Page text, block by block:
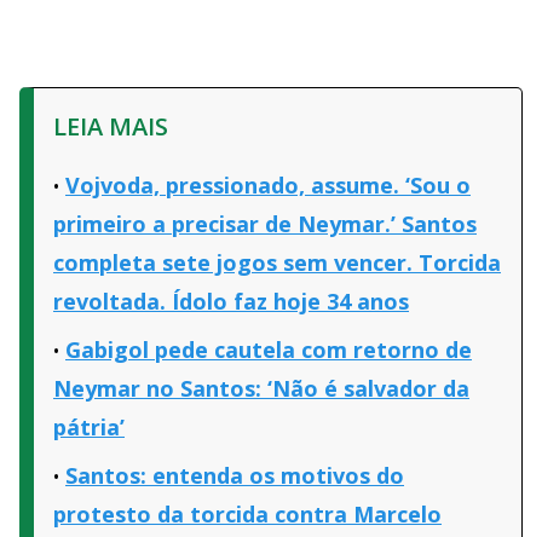
LEIA MAIS
Vojvoda, pressionado, assume. ‘Sou o
primeiro a precisar de Neymar.’ Santos
completa sete jogos sem vencer. Torcida
revoltada. Ídolo faz hoje 34 anos
Gabigol pede cautela com retorno de
Neymar no Santos: ‘Não é salvador da
pátria’
Santos: entenda os motivos do
protesto da torcida contra Marcelo